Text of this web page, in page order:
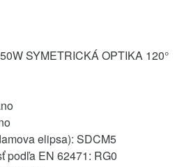
SYMETRICKÁ OPTIKA 120°
elipsa): SDCM5
podľa EN 62471: RG0